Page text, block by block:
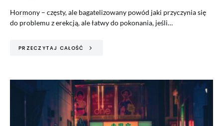
Hormony – częsty, ale bagatelizowany powód jaki przyczynia się
do problemu z erekcją, ale łatwy do pokonania, jeśli…
PRZECZYTAJ CAŁOŚĆ